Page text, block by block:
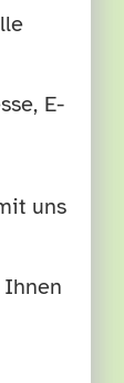
E-
uns